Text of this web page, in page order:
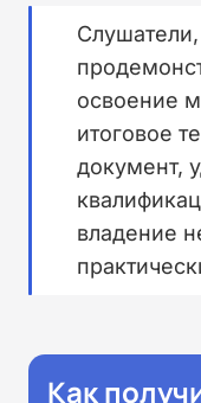
освоение
итоговое
документ,
владение
Как